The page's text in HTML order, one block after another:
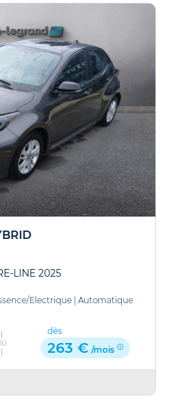
LINE 2025
Electrique | Automatique
dès
263 € /mois